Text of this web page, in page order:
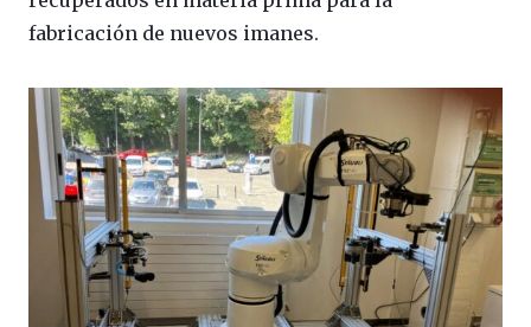
fabricación de nuevos imanes.